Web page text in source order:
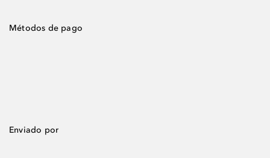
Métodos de pago
Enviado por